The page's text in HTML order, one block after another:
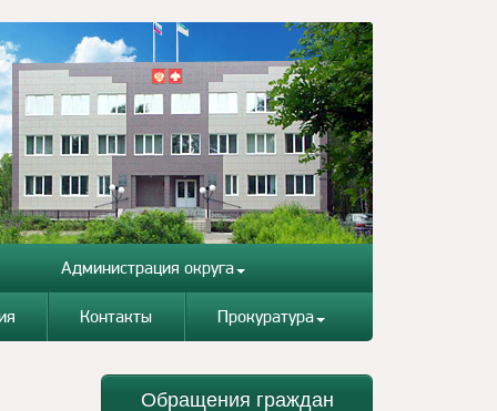
Администрация округа
Контакты Прокуратура
Обращения граждан